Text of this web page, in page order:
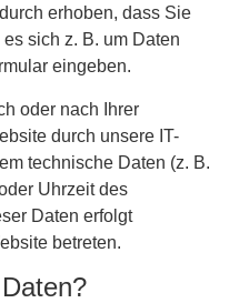
erhoben, dass Sie
sich z. B. um Daten
eingeben.
oder nach Ihrer
durch unsere IT-
technische Daten (z. B.
Uhrzeit des
Daten erfolgt
betreten.